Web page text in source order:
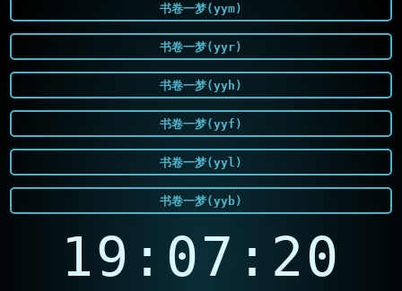
书卷一梦(yym)
书卷一梦(yyr)
书卷一梦(yyh)
书卷一梦(yyf)
书卷一梦(yyl)
书卷一梦(yyb)
19:07:20